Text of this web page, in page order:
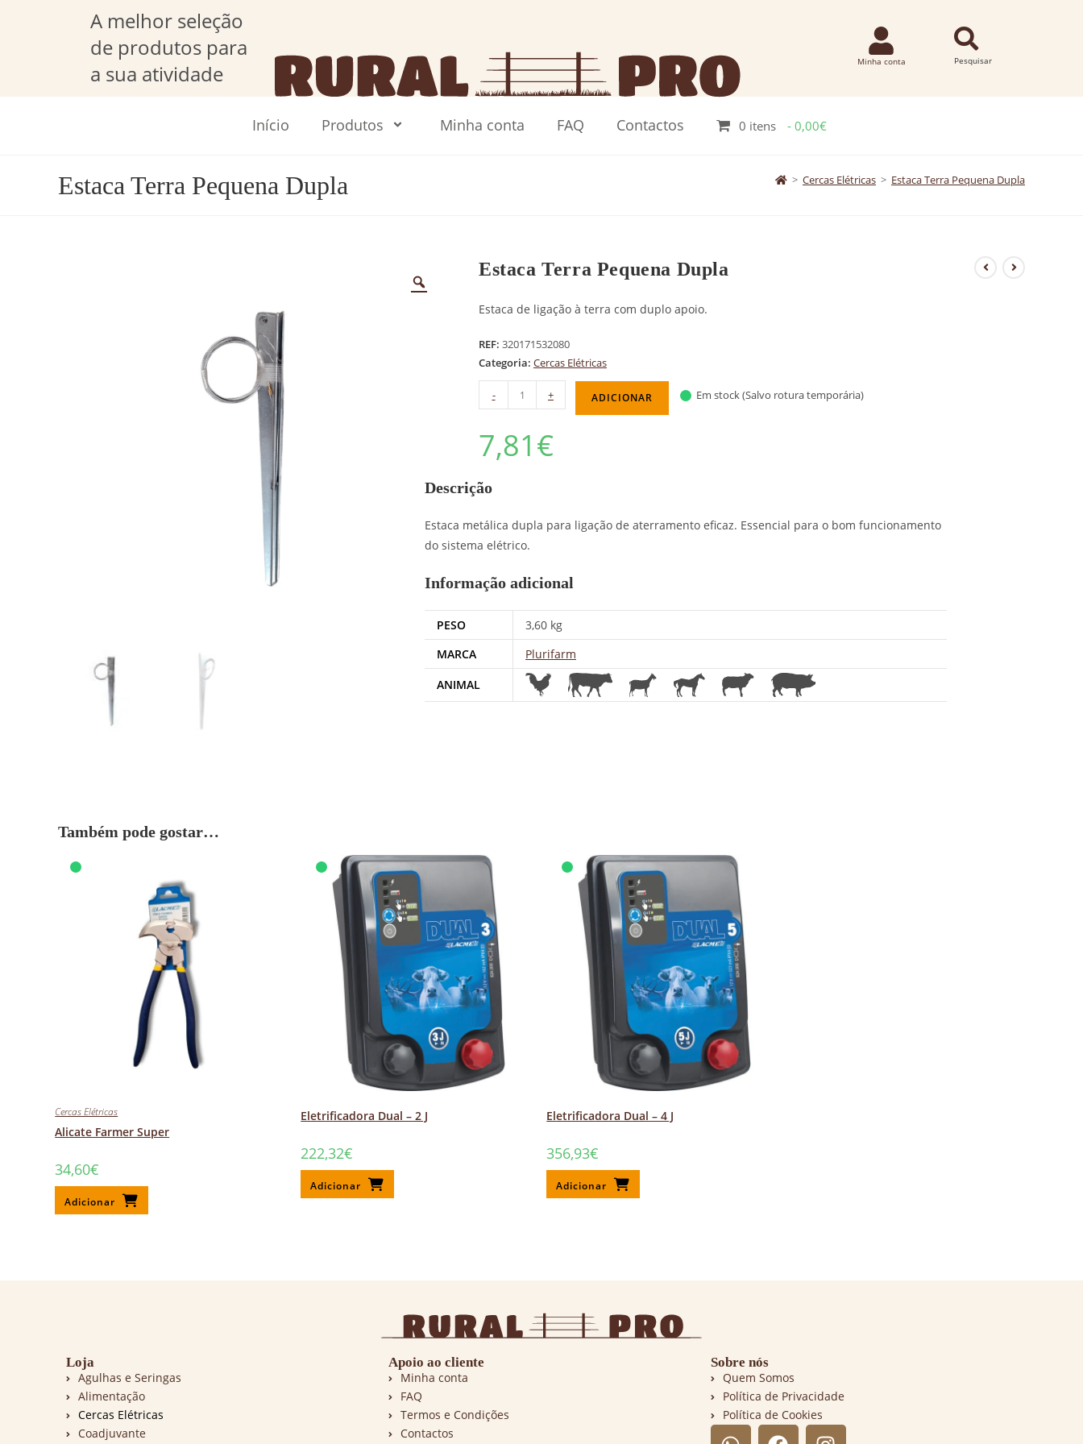
A melhor seleção
de produtos para
a sua atividade
Início Produtos Minha conta FAQ Contactos 0 itens 0,00€
Estaca Terra Pequena Dupla > Cercas Elétricas > Estaca Terra Pequena Dupla
Estaca Terra Pequena Dupla
Estaca de ligação à terra com duplo apoio.
REF: 320171532080
Categoria: Cercas Elétricas
- + ADICIONAR Em stock (Salvo rotura temporária)
7,81€
Descrição
Estaca metálica dupla para ligação de aterramento eficaz. Essencial para o bom funcionamento
do sistema elétrico.
Informação adicional
PESO
3,60 kg
MARCA
Plurifarm
ANIMAL
Também pode gostar…
Cercas Elétricas
Alicate Farmer Super
34,60€
Adicionar
Eletrificadora Dual – 2 J
222,32€
Adicionar
Eletrificadora Dual – 4 J
356,93€
Adicionar
Loja
Agulhas e Seringas
Alimentação
Cercas Elétricas
Coadjuvante
Apoio ao cliente
Minha conta
FAQ
Termos e Condições
Contactos
Sobre nós
Quem Somos
Política de Privacidade
Política de Cookies